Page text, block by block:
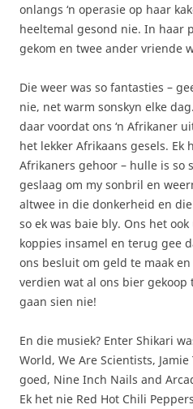
onlangs ‘n operasie op haar
heeltemal gesond nie. In haar
gekom en twee ander vriende
Die weer was so fantasties –
nie, net warm sonskyn elke
daar voordat ons ‘n Afrikaner
het lekker Afrikaans gesels. Ek
Afrikaners gehoor – hulle is so
geslaag om my sonbril en
altwee in die donkerheid en
so ek was baie bly. Ons het
koppies insamel en terug gee
ons besluit om geld te maak
verdien wat al ons bier gekoop
gaan sien nie!
En die musiek? Enter Shikari
World, We Are Scientists,
goed, Nine Inch Nails and
Ek het nie Red Hot Chili